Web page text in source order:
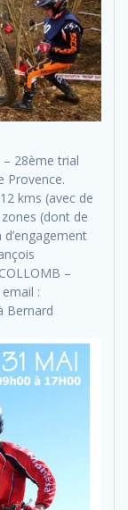
– 28ème trial
Provence.
kms (avec de
(dont de
–
:
Bernard